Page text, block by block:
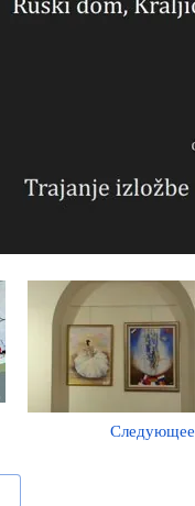
Следующее